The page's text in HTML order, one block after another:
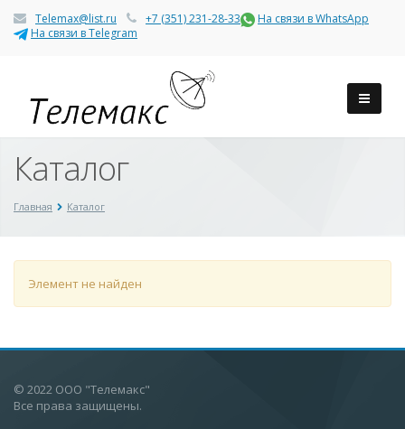
Telemax@list.ru +7 (351) 231-28-33
На связи в WhatsApp
На связи в Telegram
Каталог
Главная Каталог
Элемент не найден
© 2022 ООО "Телемакс"
Все права защищены.